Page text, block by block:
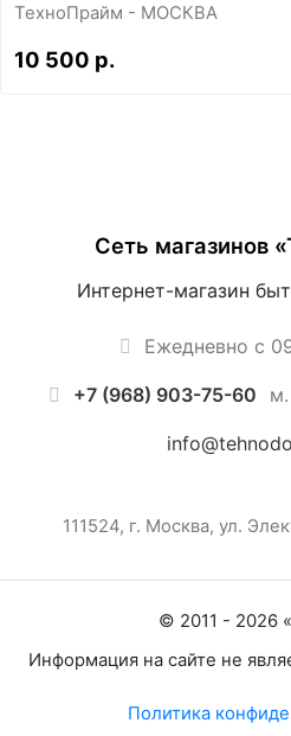
ТехноПрайм - МОСКВА
10 500 р.
Сеть магазинов
Интернет-магазин
Ежедневно с
+7 (968) 903-75-60
111524, г. Москва, ул.
© 2011 - 2026 «
Информация на сайте не
Политика